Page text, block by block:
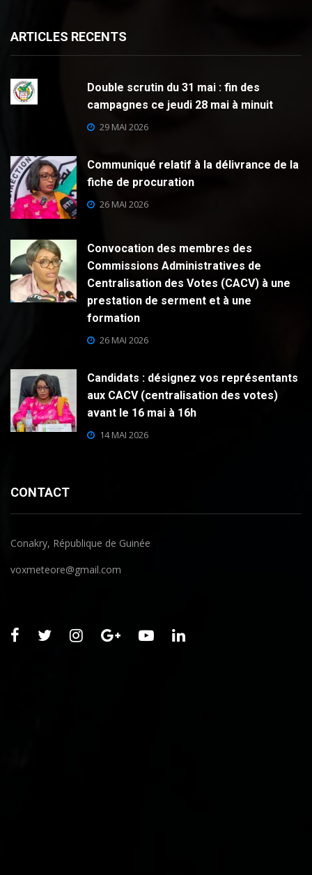
ARTICLES RECENTS
Double scrutin du 31 mai : fin des
campagnes ce jeudi 28 mai à minuit
29 MAI 2026
Communiqué relatif à la délivrance de la
fiche de procuration
26 MAI 2026
Convocation des membres des
Commissions Administratives de
Centralisation des Votes (CACV) à une
prestation de serment et à une
formation
26 MAI 2026
Candidats : désignez vos représentants
aux CACV (centralisation des votes)
avant le 16 mai à 16h
14 MAI 2026
CONTACT
Conakry, République de Guinée
voxmeteore@gmail.com